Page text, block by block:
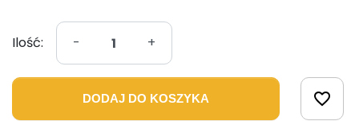
Ilość: - +
DODAJ DO KOSZYKA favorite_border